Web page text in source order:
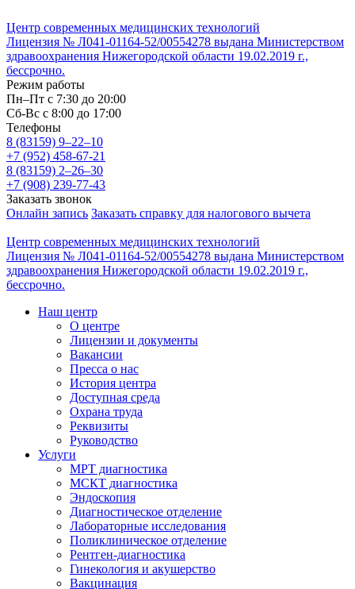
Центр современных медицинских технологий
Лицензия № Л041-01164-52/00554278 выдана Министерством
здравоохранения Нижегородской области 19.02.2019 г.,
бессрочно.
Режим работы
Пн–Пт с 7:30 до 20:00
Cб-Вс с 8:00 до 17:00
Телефоны
8 (83159) 9–22–10
+7 (952) 458-67-21
8 (83159) 2–26–30
+7 (908) 239-77-43
Заказать звонок
Онлайн запись Заказать справку для налогового вычета
Центр современных медицинских технологий
Лицензия № Л041-01164-52/00554278 выдана Министерством
здравоохранения Нижегородской области 19.02.2019 г.,
бессрочно.
Наш центр
О центре
Лицензии и документы
Вакансии
Пресса о нас
История центра
Доступная среда
Охрана труда
Реквизиты
Руководство
Услуги
МРТ диагностика
МСКТ диагностика
Эндоскопия
Диагностическое отделение
Лабораторные исследования
Поликлиническое отделение
Рентген-диагностика
Гинекология и акушерство
Вакцинация